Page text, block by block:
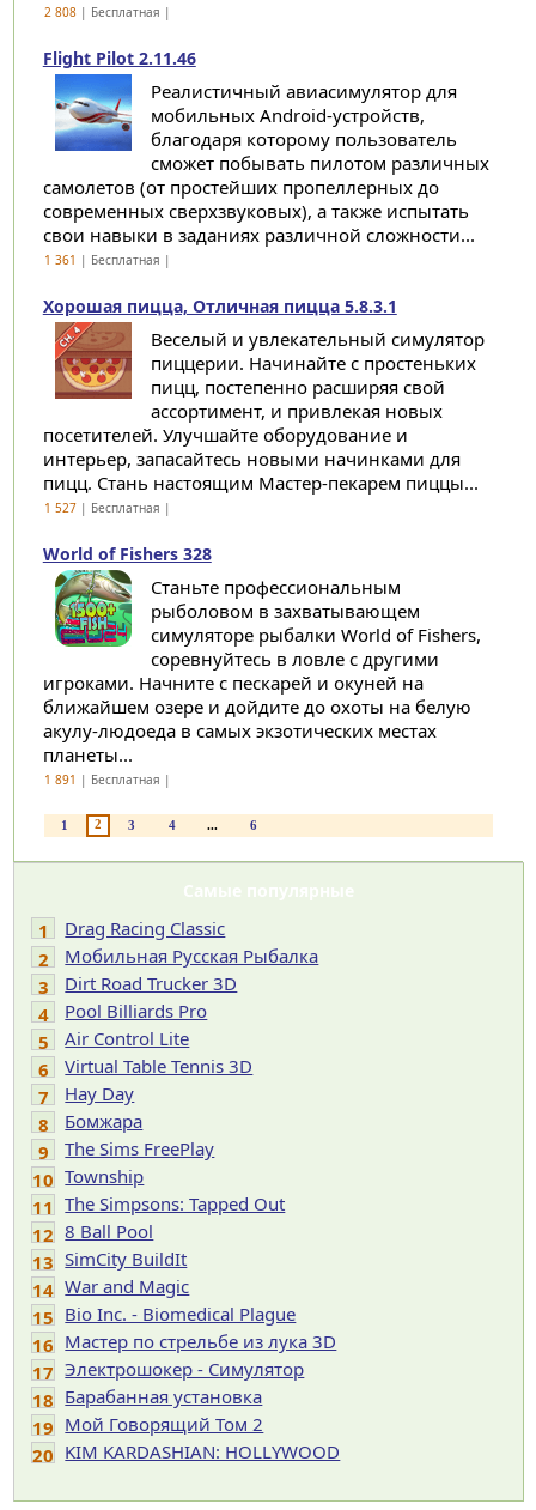
2 808| Бесплатная |
Flight Pilot 2.11.46
Реалистичный авиасимулятор для
мобильных Android-устройств,
благодаря которому пользователь
сможет побывать пилотом различных
самолетов (от простейших пропеллерных до
современных сверхзвуковых), а также испытать
свои навыки в заданиях различной сложности...
1 361 | Бесплатная |
Хорошая пицца, Отличная пицца 5.8.3.1
Веселый и увлекательный симулятор
пиццерии. Начинайте с простеньких
пицц, постепенно расширяя свой
ассортимент, и привлекая новых
посетителей. Улучшайте оборудование и
интерьер, запасайтесь новыми начинками для
пицц. Стань настоящим Мастер-пекарем пиццы...
1 527| Бесплатная |
World of Fishers 328
Станьте профессиональным
рыболовом в захватывающем
симуляторе рыбалки World of Fishers,
соревнуйтесь в ловле с другими
игроками. Начните с пескарей и окуней на
ближайшем озере и дойдите до охоты на белую
акулу-людоеда в самых экзотических местах
планеты...
1 891 | Бесплатная |
1 2 3 4 ... 6
Самые популярные
1
Drag Racing Classic
2
Мобильная Русская Рыбалка
3
Dirt Road Trucker 3D
4
Pool Billiards Pro
5
Air Control Lite
6
Virtual Table Tennis 3D
7
Hay Day
8
Бомжара
9
The Sims FreePlay
10 Township
11 The Simpsons: Tapped Out
12 8 Ball Pool
13 SimCity BuildIt
14 War and Magic
15 Bio Inc. - Biomedical Plague
16 Мастер по стрельбе из лука 3D
17 Электрошокер - Симулятор
18 Барабанная установка
19 Мой Говорящий Том 2
20 KIM KARDASHIAN: HOLLYWOOD